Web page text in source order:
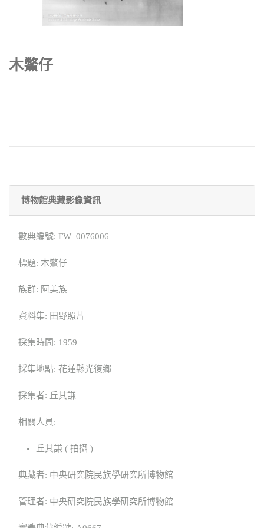
木鱉仔
博物館典藏影像資訊
數典編號: FW_0076006
標題: 木鱉仔
族群: 阿美族
資料集: 田野照片
採集時間: 1959
採集地點: 花蓮縣光復鄉
採集者: 丘其謙
相關人員:
丘其謙 ( 拍攝 )
典藏者: 中央研究院民族學研究所博物館
管理者: 中央研究院民族學研究所博物館